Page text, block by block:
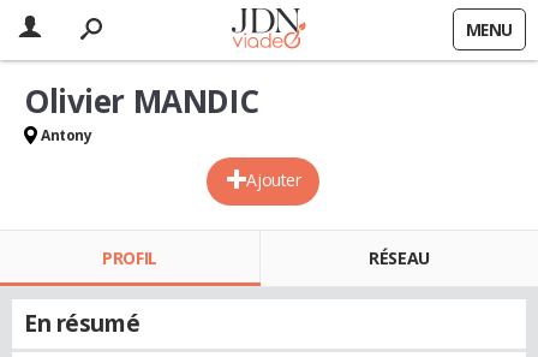
MENU
Ajouter
Olivier MANDIC
Antony
PROFIL RÉSEAU
En résumé